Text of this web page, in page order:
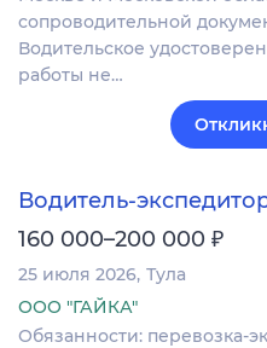
сопроводительной
Водительское
работы не…
Водитель-
160 000–200 000 ₽
25 июля 2026 Тула
ООО "ГАЙКА"
Обязанности: перевозка-